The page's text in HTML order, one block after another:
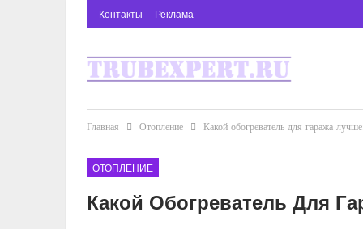
Контакты Реклама
Главная Отопление Какой обогреватель для гаража
ОТОПЛЕНИЕ
Какой Обогреватель Для